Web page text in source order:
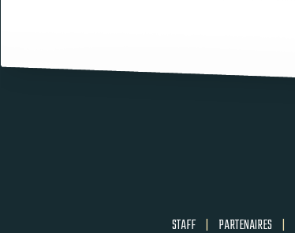
STAFF | PARTENAIRES |